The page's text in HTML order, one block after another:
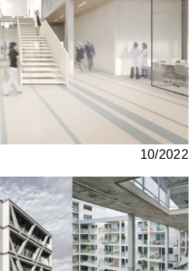
10/2022